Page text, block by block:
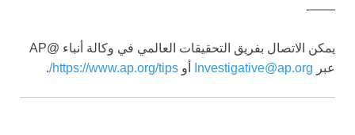
——-
يمكن الاتصال بفريق التحقيقات العالمي في وكالة أنباء @AP
عبر Investigative@ap.org أو https://www.ap.org/tips/
.